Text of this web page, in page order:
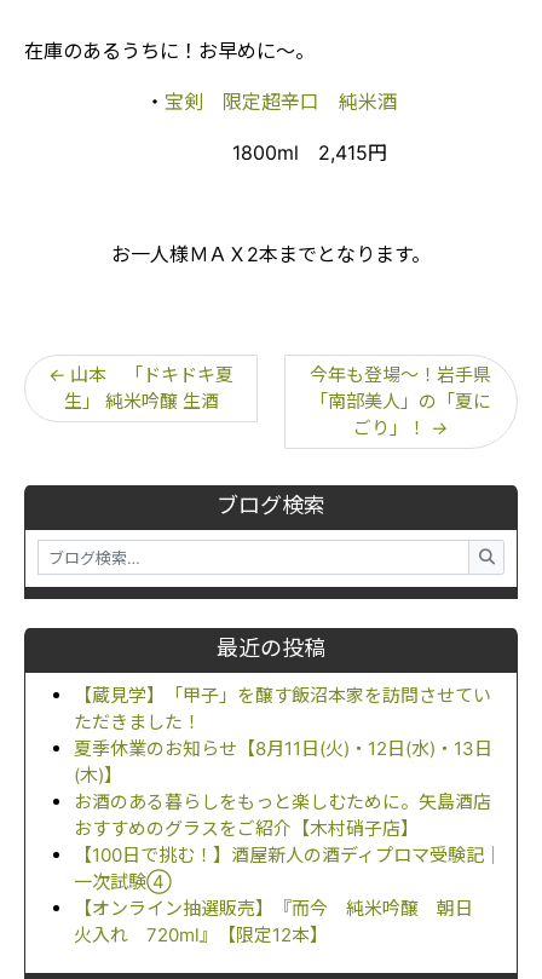
ブログ検索
最近の投稿
【蔵見学】「甲子」を醸す飯沼本家を訪問させてい
ただきました！
夏季休業のお知らせ【8月11日(火)・12日(水)・13日
(木)】
お酒のある暮らしをもっと楽しむために。矢島酒店
おすすめのグラスをご紹介【木村硝子店】
【100日で挑む！】酒屋新人の酒ディプロマ受験記｜
一次試験④
【オンライン抽選販売】『而今 純米吟醸 朝日
火入れ 720ml』【限定12本】
在庫のあるうちに！お早めに～。
・ 宝剣 限定超辛口 純米酒
1800ml 2,415円
お一人様ＭＡＸ2本までとなります。
← 山本 「ドキドキ夏
生」 純米吟醸 生酒
今年も登場～！岩手県
「南部美人」の「夏に
ごり」！ →